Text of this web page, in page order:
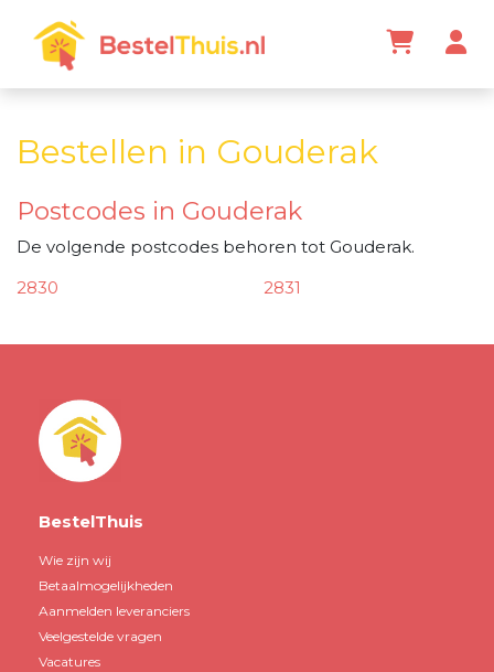
Bestellen in Gouderak
Postcodes in Gouderak
De volgende postcodes behoren tot Gouderak.
2830
2831
BestelThuis
Wie zijn wij
Betaalmogelijkheden
Aanmelden leveranciers
Veelgestelde vragen
Vacatures